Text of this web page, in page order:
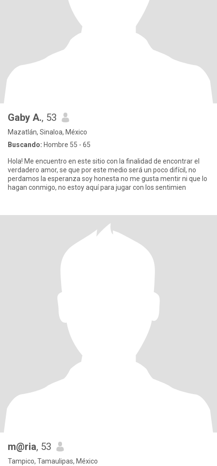
Gaby A., 53
Mazatlán, Sinaloa, México
Buscando: Hombre 55 - 65
Hola! Me encuentro en este sitio con la finalidad de encontrar el
verdadero amor, se que por este medio será un poco difícil, no
perdamos la esperanza soy honesta no me gusta mentir ni que lo
hagan conmigo, no estoy aquí para jugar con los sentimien
m@ria, 53
Tampico, Tamaulipas, México